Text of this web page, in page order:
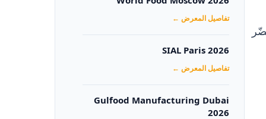
تفاصيل المعرض ←
SIAL Paris 2026
تفاصيل المعرض ←
Gulfood Manufacturing Dubai
2026‏